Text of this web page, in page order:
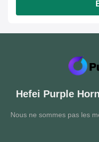
Hefei Purple
Nous ne sommes pas les